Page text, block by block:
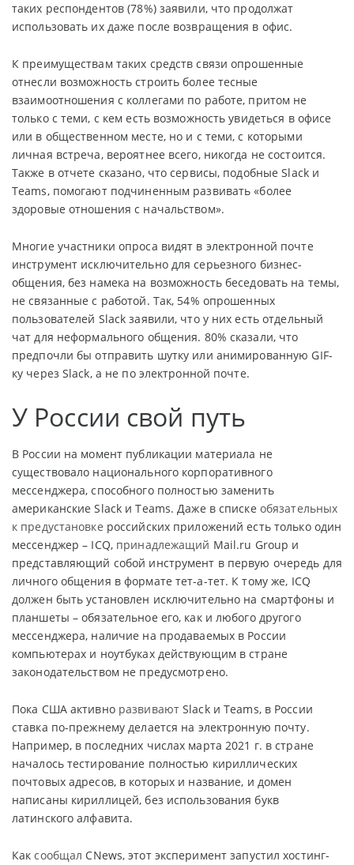
таких респондентов (78%) заявили, что продолжат
использовать их даже после возвращения в офис.
К преимуществам таких средств связи опрошенные
отнесли возможность строить более тесные
взаимоотношения с коллегами по работе, притом не
только с теми, с кем есть возможность увидеться в офисе
или в общественном месте, но и с теми, с которыми
личная встреча, вероятнее всего, никогда не состоится.
Также в отчете сказано, что сервисы, подобные Slack и
Teams, помогают подчиненным развивать «более
здоровые отношения с начальством».
Многие участники опроса видят в электронной почте
инструмент исключительно для серьезного бизнес-
общения, без намека на возможность беседовать на темы,
не связанные с работой. Так, 54% опрошенных
пользователей Slack заявили, что у них есть отдельный
чат для неформального общения. 80% сказали, что
предпочли бы отправить шутку или анимированную GIF-
ку через Slack, а не по электронной почте.
У России свой путь
В России на момент публикации материала не
существовало национального корпоративного
мессенджера, способного полностью заменить
американские Slack и Teams. Даже в списке обязательных
к предустановке российских приложений есть только один
мессенджер – ICQ, принадлежащий Mail.ru Group и
представляющий собой инструмент в первую очередь для
личного общения в формате тет-а-тет. К тому же, ICQ
должен быть установлен исключительно на смартфоны и
планшеты – обязательное его, как и любого другого
мессенджера, наличие на продаваемых в России
компьютерах и ноутбуках действующим в стране
законодательством не предусмотрено.
Пока США активно развивают Slack и Teams, в России
ставка по-прежнему делается на электронную почту.
Например, в последних числах марта 2021 г. в стране
началось тестирование полностью кириллических
почтовых адресов, в которых и название, и домен
написаны кириллицей, без использования букв
латинского алфавита.
Каксообщал CNews, этот эксперимент запустил хостинг-